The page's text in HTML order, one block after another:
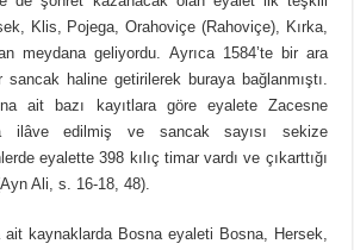
Klis, Pojega, Orahoviçe (Rahoviçe), Kırka,
meydana geliyordu. Ayrıca 1584’te bir ara
haline getirilerek buraya bağlanmıştı.
ait bazı kayıtlara göre eyalete Zacesne
ilâve edilmiş ve sancak sayısı sekize
eyalette 398 kılıç timar vardı ve çıkarttığı
Ali, s. 16-18, 48).
ait kaynaklarda Bosna eyaleti Bosna, Hersek,